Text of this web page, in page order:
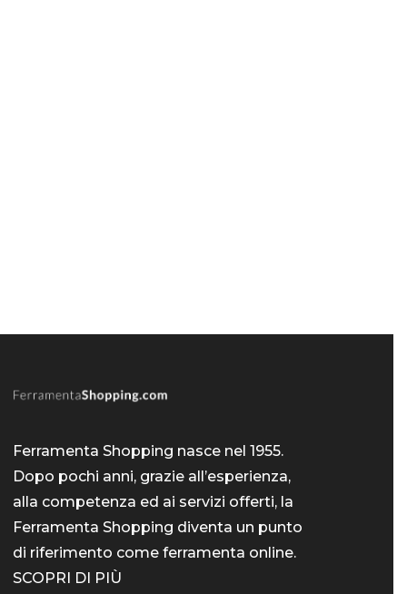
Ferramenta Shopping nasce nel 1955.
Dopo pochi anni, grazie all’esperienza,
alla competenza ed ai servizi offerti, la
Ferramenta Shopping diventa un punto
di riferimento come ferramenta online.
SCOPRI DI PIÙ